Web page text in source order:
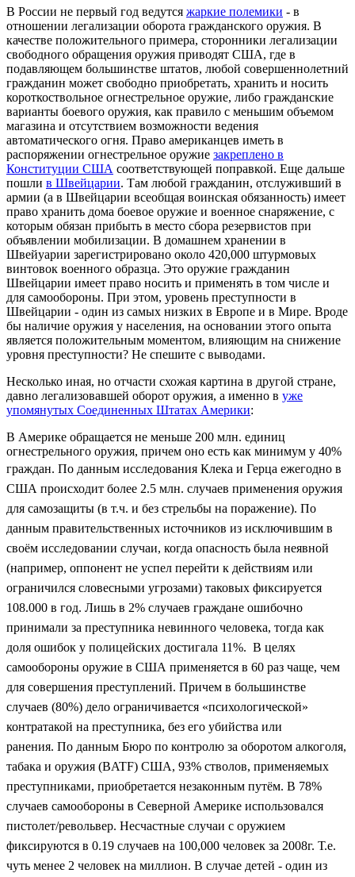
В России не первый год ведутся жаркие полемики - в
отношении легализации оборота гражданского оружия. В
качестве положительного примера, сторонники легализации
свободного обращения оружия приводят США, где в
подавляющем большинстве штатов, любой совершеннолетний
гражданин может свободно приобретать, хранить и носить
короткоствольное огнестрельное оружие, либо гражданские
варианты боевого оружия, как правило с меньшим объемом
магазина и отсутствием возможности ведения
автоматического огня. Право американцев иметь в
распоряжении огнестрельное оружие закреплено в
Конституции США соответствующей поправкой. Еще дальше
пошли в Швейцарии. Там любой гражданин, отслуживший в
армии (а в Швейцарии всеобщая воинская обязанность) имеет
право хранить дома боевое оружие и военное снаряжение, с
которым обязан прибыть в место сбора резервистов при
объявлении мобилизации. В домашнем хранении в
Швейуарии зарегистрировано около 420,000 штурмовых
винтовок военного образца. Это оружие гражданин
Швейцарии имеет право носить и применять в том числе и
для самообороны. При этом, уровень преступности в
Швейцарии - один из самых низких в Европе и в Мире. Вроде
бы наличие оружия у населения, на основании этого опыта
является положительным моментом, влияющим на снижение
уровня преступности? Не спешите с выводами.
Несколько иная, но отчасти схожая картина в другой стране,
давно легализовавшей оборот оружия, а именно в уже
упомянутых Соединенных Штатах Америки:
В Америке обращается не меньше 200 млн. единиц
огнестрельного оружия, причем оно есть как минимум у 40%
граждан. По данным исследования Клека и Герца ежегодно в
США происходит более 2.5 млн. случаев применения оружия
для самозащиты (в т.ч. и без стрельбы на поражение). По
данным правительственных источников из исключившим в
своём исследовании случаи, когда опасность была неявной
(например, оппонент не успел перейти к действиям или
ограничился словесными угрозами) таковых фиксируется
108.000 в год. Лишь в 2% случаев граждане ошибочно
принимали за преступника невинного человека, тогда как
доля ошибок у полицейских достигала 11%. В целях
самообороны оружие в США применяется в 60 раз чаще, чем
для совершения преступлений. Причем в большинстве
случаев (80%) дело ограничивается «психологической»
контратакой на преступника, без его убийства или
ранения. По данным Бюро по контролю за оборотом алкоголя,
табака и оружия (BATF) США, 93% стволов, применяемых
преступниками, приобретается незаконным путём. В 78%
случаев самообороны в Северной Америке использовался
пистолет/револьвер. Несчастные случаи с оружием
фиксируются в 0.19 случаев на 100,000 человек за 2008г. Т.е.
чуть менее 2 человек на миллион. В случае детей - один из